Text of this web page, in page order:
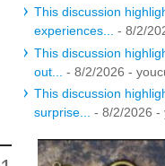
This discussion
experiences...
- 8/2/
This discussion
out...
- 8/2/2026 -
This discussion
surprise...
- 8/2/2026 -